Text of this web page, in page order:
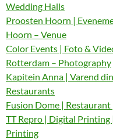
Wedding Halls
Proosten Hoorn |
Hoorn – Venue
Color Events | Foto &
Rotterdam – Photography
Kapitein Anna | Varend
Restaurants
Fusion Dome | Restaurant
TT Repro | Digital
Printing